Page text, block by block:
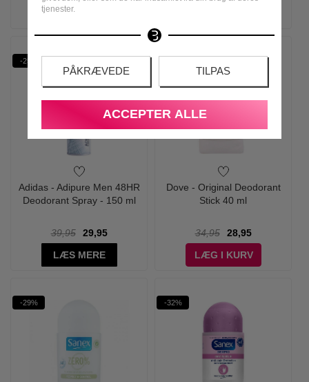
tjenester.
PÅKRÆVEDE TILPAS
ACCEPTER ALLE
LÆS MERE
-25%
Adidas - Adipure Men 48HR
Deodorant Spray - 150 ml
39,95
29,95
LÆS MERE
Dove - Original Deodorant
Stick 40 ml
34,95
28,95
LÆG I KURV
-29% -32%